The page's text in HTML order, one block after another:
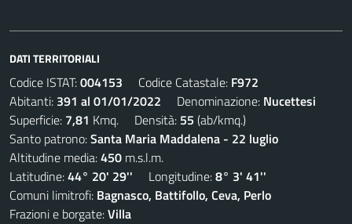
DATI TERRITORIALI
Codice ISTAT:004153 Codice Catastale: F972
Abitanti: 391 al 01/01/2022 Denominazione: Nucettesi
Superficie: 7,81 Kmq. Densità: 55 (ab/kmq.)
Santo patrono:Santa Maria Maddalena - 22 luglio
Altitudine media:450 m.s.l.m.
Latitudine:44° 20' 29'' Longitudine:8° 3' 41''
Comuni limitrofi: Bagnasco, Battifollo, Ceva, Perlo
Frazioni e borgate:Villa